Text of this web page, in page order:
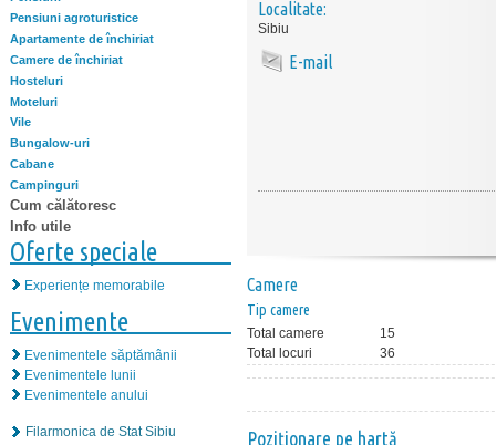
Pensiuni agroturistice
Apartamente de închiriat
Camere de închiriat
Hosteluri
Moteluri
Vile
Bungalow-uri
Cabane
Campinguri
Cum călătoresc
Info utile
Oferte speciale
Experiențe memorabile
Evenimente
Evenimentele săptămânii
Evenimentele lunii
Evenimentele anului
Filarmonica de Stat Sibiu
Localitate:
Sibiu
E-mail
Camere
Tip camere
Total camere
15
Total locuri
36
Poziţionare pe hartă